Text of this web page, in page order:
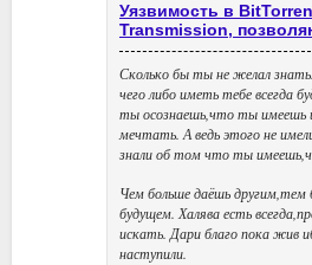
Уязвимость в
Transmission,
Сколько бы ты не желал
чего либо иметь тебе всегда
ты осознаешь,что ты имеешь
мечтать. А ведь этого не
знали об том что ты
Чем больше даёшь другим,тем
будущем. Халява есть
искать. Дари благо пока жив
наступили.